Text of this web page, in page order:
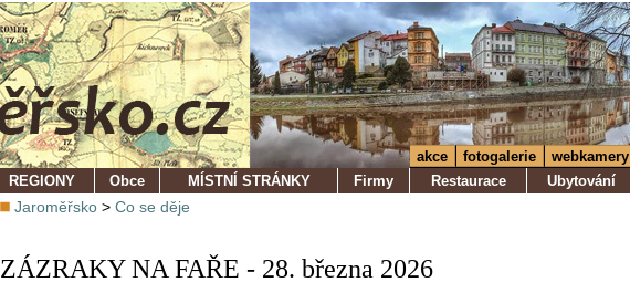
akce fotogalerie
webkamery
REGIONY
Obce MÍSTNÍ STRÁNKY Firmy Restaurace Ubytování
Jaroměřsko > Co se děje
ZÁZRAKY NA FAŘE - 28. března 2026